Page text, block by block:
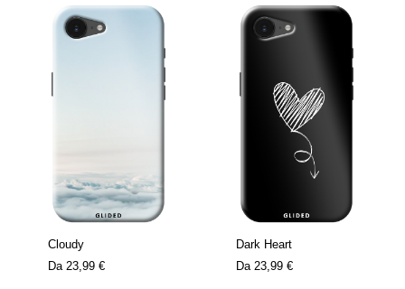
Cloudy
Da 23,99 €
Dark Heart
Da 23,99 €